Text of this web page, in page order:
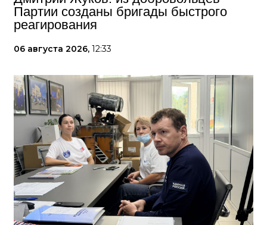
Партии созданы бригады быстрого
реагирования
06 августа 2026, 12:33